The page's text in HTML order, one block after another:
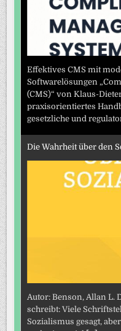
Effektives CMS mit
Softwarelösungen
(CMS)“ von Klaus-
praxisorientiertes
gesetzliche und
Die Wahrheit über den
Autor: Benson, Allan L.
schreibt: Viele
Sozialismus gesagt,